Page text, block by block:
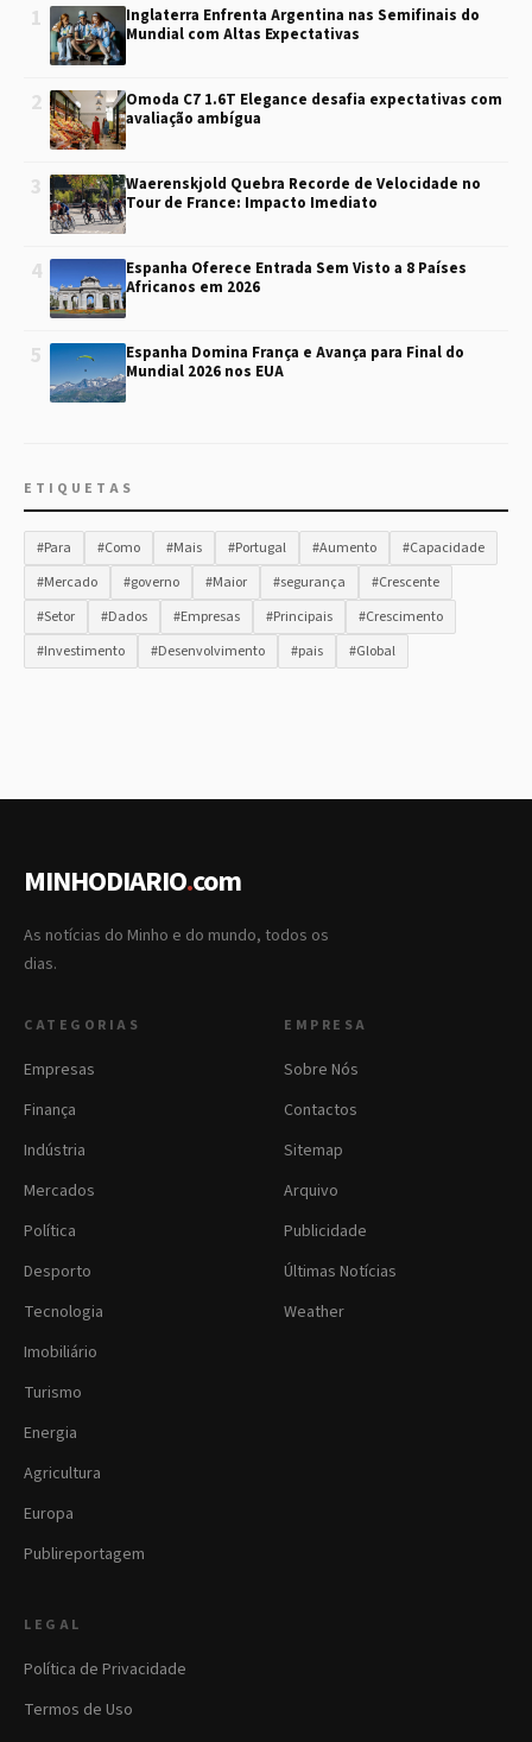
1
Inglaterra Enfrenta Argentina nas Semifinais do
Mundial com Altas Expectativas
2
Omoda C7 1.6T Elegance desafia expectativas com
avaliação ambígua
3
Waerenskjold Quebra Recorde de Velocidade no
Tour de France: Impacto Imediato
4
Espanha Oferece Entrada Sem Visto a 8 Países
Africanos em 2026
5
Espanha Domina França e Avança para Final do
Mundial 2026 nos EUA
ETIQUETAS
#Para #Como #Mais #Portugal #Aumento
#Capacidade
#Mercado
#governo #Maior #segurança
#Crescente
#Setor
#Dados #Empresas #Principais
#Crescimento
#Investimento
#Desenvolvimento #pais #Global
MINHODIARIO.com
As notícias do Minho e do mundo, todos os
dias.
CATEGORIAS
Empresas
Finança
Indústria
Mercados
Política
Desporto
Tecnologia
Imobiliário
Turismo
Energia
Agricultura
Europa
Publireportagem
EMPRESA
Sobre Nós
Contactos
Sitemap
Arquivo
Publicidade
Últimas Notícias
Weather
LEGAL
Política de Privacidade
Termos de Uso